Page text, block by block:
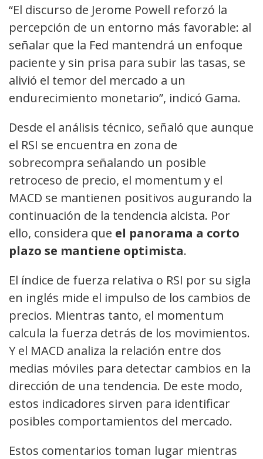
“El discurso de Jerome Powell reforzó la
percepción de un entorno más favorable: al
señalar que la Fed mantendrá un enfoque
paciente y sin prisa para subir las tasas, se
alivió el temor del mercado a un
endurecimiento monetario”, indicó Gama.
Desde el análisis técnico, señaló que aunque
el RSI se encuentra en zona de
sobrecompra señalando un posible
retroceso de precio, el momentum y el
MACD se mantienen positivos augurando la
continuación de la tendencia alcista. Por
ello, considera que el panorama a corto
plazo se mantiene optimista.
El índice de fuerza relativa o RSI por su sigla
en inglés mide el impulso de los cambios de
precios. Mientras tanto, el momentum
calcula la fuerza detrás de los movimientos.
Y el MACD analiza la relación entre dos
medias móviles para detectar cambios en la
dirección de una tendencia. De este modo,
estos indicadores sirven para identificar
posibles comportamientos del mercado.
Estos comentarios toman lugar mientras